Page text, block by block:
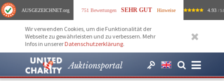
AUSGEZEICHNET.org 751 Bewertungen SEHR GUT Hinweise 4.93 /
Wir verwenden Cookies, um die Funktionalität der
Webseite zu gewährleisten und zu verbessern. Mehr
Infos in unserer Datenschutzerklärung.
Auktionsportal